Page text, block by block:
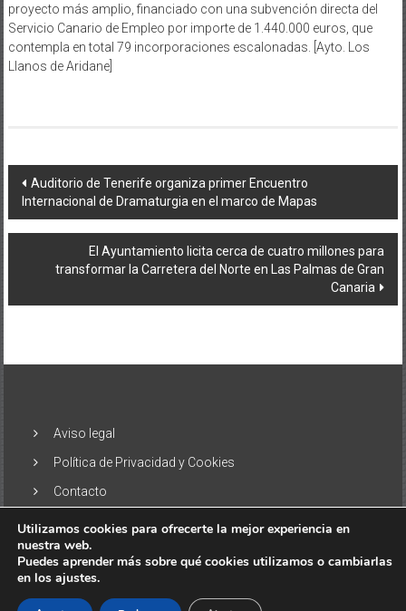
proyecto más amplio, financiado con una subvención directa del
Servicio Canario de Empleo por importe de 1.440.000 euros, que
contempla en total 79 incorporaciones escalonadas. [Ayto. Los
Llanos de Aridane]
Navegación
de
entradas
Auditorio de Tenerife organiza primer Encuentro
Internacional de Dramaturgia en el marco de Mapas
El Ayuntamiento licita cerca de cuatro millones para
transformar la Carretera del Norte en Las Palmas de Gran
Canaria
Aviso legal
Política de Privacidad y Cookies
Contacto
Copyright © 2026
los derechos reservados. Tema:
ColorNews
Utilizamos cookies para ofrecerte la mejor experiencia en
nuestra web.
Puedes aprender más sobre qué cookies utilizamos o cambiarlas
en los ajustes.